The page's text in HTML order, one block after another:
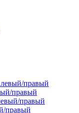
правый
правый
правый
правый